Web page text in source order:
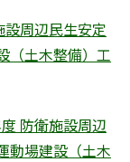
周辺民生安定
（土木整備）工
防衛施設周辺
動場建設（土木